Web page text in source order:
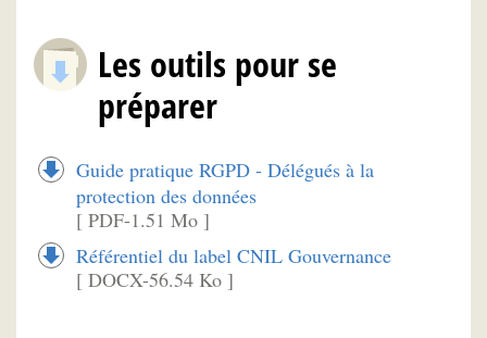
Les outils pour se
préparer
Guide pratique RGPD - Délégués à la
protection des données
[ PDF-1.51 Mo ]
Référentiel du label CNIL Gouvernance
[ DOCX-56.54 Ko ]